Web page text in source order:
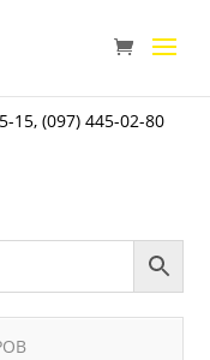
15,(097) 445-02-80